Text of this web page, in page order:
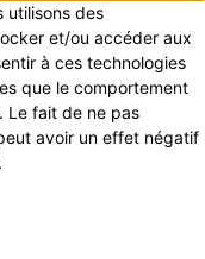
utilisons des
et/ou accéder aux
à ces technologies
que le comportement
Le fait de ne pas
avoir un effet négatif